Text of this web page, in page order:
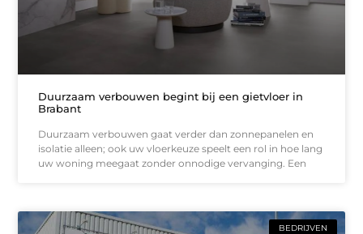
Duurzaam verbouwen begint bij een gietvloer in
Brabant
Duurzaam verbouwen gaat verder dan zonnepanelen en
isolatie alleen; ook uw vloerkeuze speelt een rol in hoe lang
uw woning meegaat zonder onnodige vervanging. Een
BEDRIJVEN